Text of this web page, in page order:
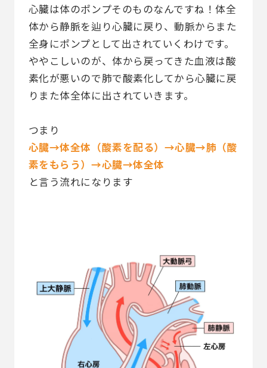
心臓は体のポンプそのものなんですね！体全
体から静脈を辿り心臓に戻り、動脈からまた
全身にポンプとして出されていくわけです。
ややこしいのが、体から戻ってきた血液は酸
素化が悪いので肺で酸素化してから心臓に戻
りまた体全体に出されていきます。
つまり
心臓→体全体（酸素を配る）→心臓→肺（酸
素をもらう）→心臓→体全体
と言う流れになります